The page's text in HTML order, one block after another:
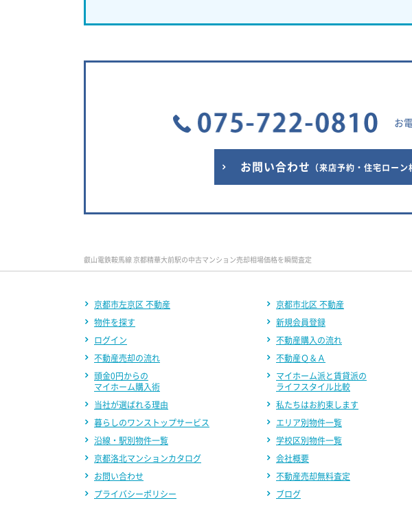
お
お問い合わせ （来店予約・住宅ローン
叡山電鉄鞍馬線 京都精華大前駅の中古マンション売却相場価格を瞬間査定
京都市左京区 不動産
京都市北区 不動産
物件を探す
新規会員登録
ログイン
不動産購入の流れ
不動産売却の流れ
不動産Ｑ＆Ａ
頭金0円からの
マイホーム購入術
マイホーム派と賃貸派の
ライフスタイル比較
当社が選ばれる理由
私たちはお約束します
暮らしのワンストップサービス
エリア別物件一覧
沿線・駅別物件一覧
学校区別物件一覧
京都洛北マンションカタログ
会社概要
お問い合わせ
不動産売却無料査定
プライバシーポリシー
ブログ